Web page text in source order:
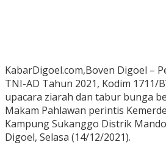
KabarDigoel.com,Boven Digoel –
TNI-AD Tahun 2021, Kodim 1711/
upacara ziarah dan tabur bunga
Makam Pahlawan perintis
Kampung Sukanggo Distrik
Digoel, Selasa (14/12/2021).